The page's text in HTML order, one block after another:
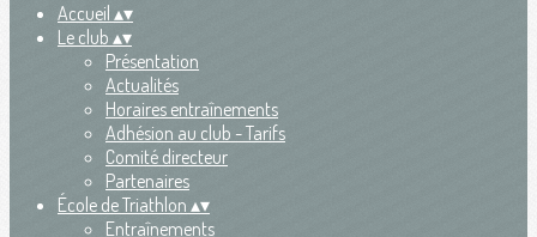
Accueil ▴▾
Le club ▴▾
Présentation
Actualités
Horaires entraînements
Adhésion au club - Tarifs
Comité directeur
Partenaires
École de Triathlon ▴▾
Entraînements